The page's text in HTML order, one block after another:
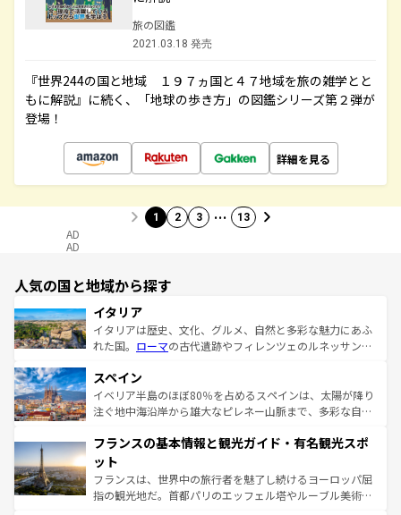
旅の図鑑
2021.03.18 発売
『世界244の国と地域 １９７ヵ国と４７地域を旅の雑学とと
もに解説』に続く、「地球の歩き方」の図鑑シリーズ第２弾が
登場！
詳細を見る
1 2 3 … 13
AD
AD
人気の国と地域から探す
イタリア
イタリアは歴史、文化、グルメ、自然と多彩な魅力にあふ
れた国。 ローマの古代遺跡やフィレンツェのルネッサンス
ろん、トスカーナの美しい田園風景やアマルフィ海岸の絶
景など、自然景観も見逃せない。観光の合間には、本場の
ピザやパスタなど、絶品のイタリア料理を堪能することも
ませてくれるイタリアで、忘れられない旅をしてみよう！
なお、新着のイタリア情報は
しい。
スペイン
イベリア半島のほぼ80％を占めるスペインは、太陽が降り
注ぐ地中海沿岸から雄大なピレネー山脈まで、多彩な自然
文化が根付くこの国では、情熱的なフラメンコ、熱気あふ
れる闘牛、そして美味しいタパスが生活の一部となってい
る。首都マドリードの洗練された雰囲気や、バルセロナの
アートに溢れた街角から、地方では古代ローマ遺跡や中世
フランスの基本情報と観光ガイド・有名観光スポ
ット
フランスは、世界中の旅行者を魅了し続けるヨーロッパ屈
指の観光地だ。首都パリのエッフェル塔やルーブル美術館